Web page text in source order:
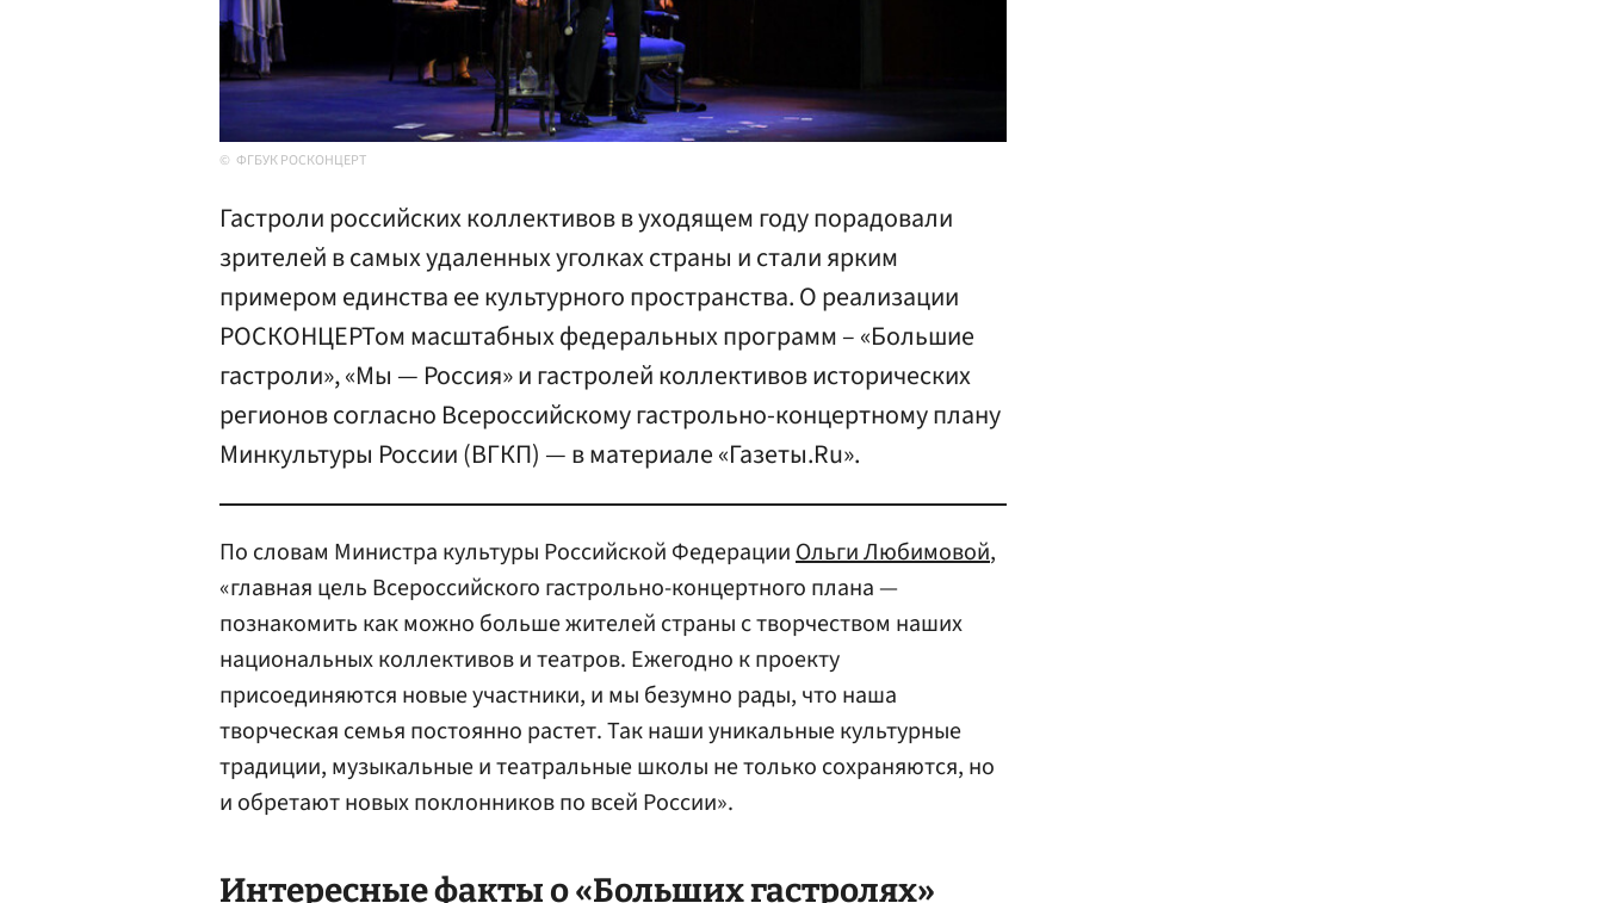
ФГБУК РОСКОНЦЕРТ
Гастроли российских коллективов в уходящем году порадовали
зрителей в самых удаленных уголках страны и стали ярким
примером единства ее культурного пространства. О реализации
РОСКОНЦЕРТом масштабных федеральных программ – «Большие
гастроли», «Мы — Россия» и гастролей коллективов исторических
регионов согласно Всероссийскому гастрольно-концертному плану
Минкультуры России (ВГКП) — в материале «Газеты.Ru».
По словам Министра культуры Российской ФедерацииОльги Любимовой,
«главная цель Всероссийского гастрольно-концертного плана —
познакомить как можно больше жителей страны с творчеством наших
национальных коллективов и театров. Ежегодно к проекту
присоединяются новые участники, и мы безумно рады, что наша
творческая семья постоянно растет. Так наши уникальные культурные
традиции, музыкальные и театральные школы не только сохраняются, но
и обретают новых поклонников по всей России».
Интересные факты о «Больших гастролях»